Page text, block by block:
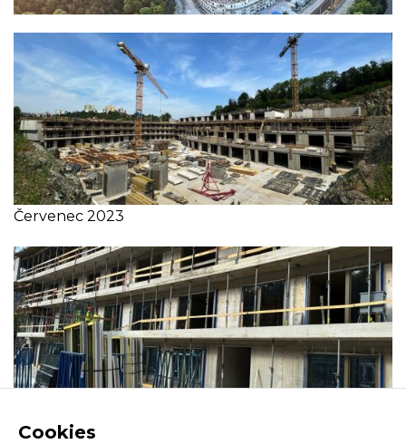
Červenec 2023
Srpen 2023
Cookies